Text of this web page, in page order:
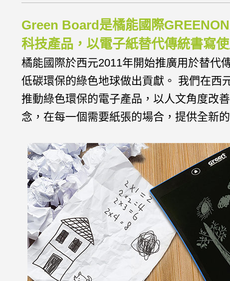
Green Board是橘能國際
科技產品，以電子紙替代傳統書寫
橘能國際於西元2011年開始推廣用於替代
低碳環保的綠色地球做出貢獻。 我們在西
推動綠色環保的電子產品，以人文角度改
念，在每一個需要紙張的場合，提供全新